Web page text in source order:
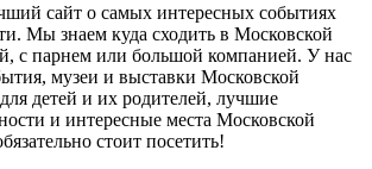
сайт о самых интересных событиях
Мы знаем куда сходить в Московской
с парнем или большой компанией. У нас
музеи и выставки Московской
детей и их родителей, лучшие
и интересные места Московской
стоит посетить!